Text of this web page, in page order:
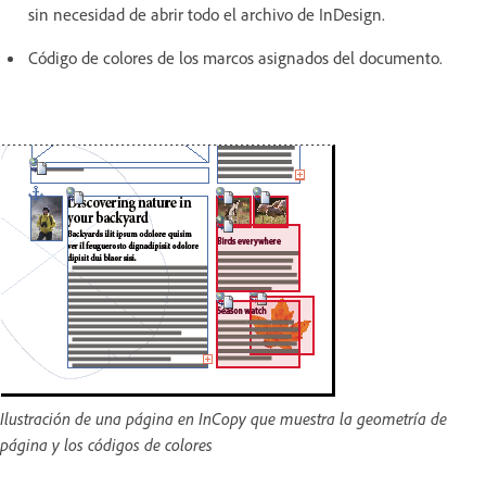
sin necesidad de abrir todo el archivo de InDesign.
Código de colores de los marcos asignados del documento.
Ilustración de una página en InCopy que muestra la geometría de
página y los códigos de colores